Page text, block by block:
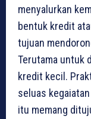
menyalurkan
bentuk kredit
tujuan
Terutama untuk
kredit kecil.
seluas
itu memang